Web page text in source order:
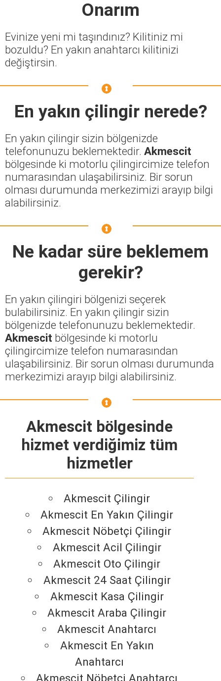
Onarım
Evinize yeni mi taşındınız? Kilitiniz mi
bozuldu? En yakın anahtarcı kilitinizi
değiştirsin.
En yakın çilingir nerede?
En yakın çilingir sizin bölgenizde
telefonunuzu beklemektedir. Akmescit
bölgesinde ki motorlu çilingircimize telefon
numarasından ulaşabilirsiniz. Bir sorun
olması durumunda merkezimizi arayıp bilgi
alabilirsiniz.
Ne kadar süre beklemem
gerekir?
En yakın çilingiri bölgenizi seçerek
bulabilirsiniz. En yakın çilingir sizin
bölgenizde telefonunuzu beklemektedir.
Akmescit bölgesinde ki motorlu
çilingircimize telefon numarasından
ulaşabilirsiniz. Bir sorun olması durumunda
merkezimizi arayıp bilgi alabilirsiniz.
Akmescit bölgesinde
hizmet verdiğimiz tüm
hizmetler
Akmescit Çilingir
Akmescit En Yakın Çilingir
Akmescit Nöbetçi Çilingir
Akmescit Acil Çilingir
Akmescit Oto Çilingir
Akmescit 24 Saat Çilingir
Akmescit Kasa Çilingir
Akmescit Araba Çilingir
Akmescit Anahtarcı
Akmescit En Yakın
Anahtarcı
Akmescit Nöbetçi Anahtarcı